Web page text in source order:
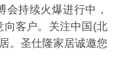
会持续火爆进行中，
向客户。关注中国(北
。圣仕隆家居诚邀您